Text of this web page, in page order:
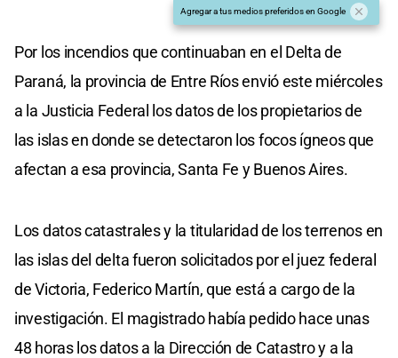
Agregar a tus medios preferidos en Google
Por los incendios que continuaban en el Delta de
Paraná, la provincia de Entre Ríos envió este miércoles
a la Justicia Federal los datos de los propietarios de
las islas en donde se detectaron los focos ígneos que
afectan a esa provincia, Santa Fe y Buenos Aires.
Los datos catastrales y la titularidad de los terrenos en
las islas del delta fueron solicitados por el juez federal
de Victoria, Federico Martín, que está a cargo de la
investigación. El magistrado había pedido hace unas
48 horas los datos a la Dirección de Catastro y a la